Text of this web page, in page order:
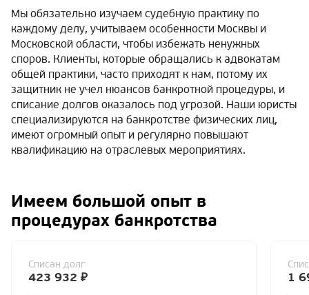
Мы обязательно изучаем судебную практику по
каждому делу, учитываем особенности Москвы и
Московской области, чтобы избежать ненужных
споров. Клиенты, которые обращались к адвокатам
общей практики, часто приходят к нам, потому их
защитник не учел нюансов банкротной процедуры, и
списание долгов оказалось под угрозой. Наши юристы
специализируются на банкротстве физических лиц,
имеют огромный опыт и регулярно повышают
квалификацию на отраслевых мероприятиях.
Имеем большой опыт в
процедурах банкротства
Списан долг
423 932 ₽ 1